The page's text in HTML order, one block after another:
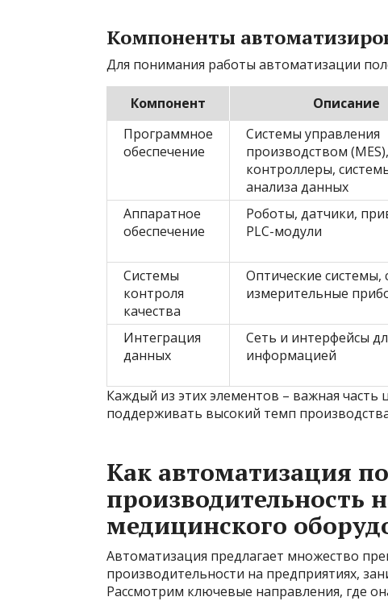
Компоненты
Для понимания работы автоматизации
Компонент Описание
Программное
обеспечение
Системы управления
производством (MES),
контроллеры,
анализа данных
Аппаратное
обеспечение
Роботы, датчики,
PLC-модули
Системы
контроля
качества
Оптические системы,
измерительные
Интеграция
данных
Сеть и интерфейсы
информацией
Каждый из этих элементов – важная
поддерживать высокий темп
Как автоматизация
производительность
медицинского
Автоматизация предлагает множество
производительности на предприятиях,
Рассмотрим ключевые направления, где